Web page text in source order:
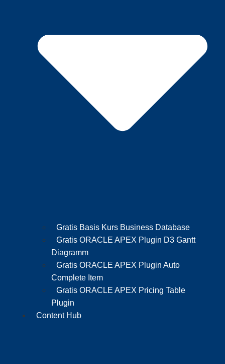
Gratis Basis Kurs Business Database
Gratis ORACLE APEX Plugin D3 Gantt
Diagramm
Gratis ORACLE APEX Plugin Auto
Complete Item
Gratis ORACLE APEX Pricing Table
Plugin
Content Hub